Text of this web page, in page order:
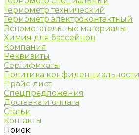
Термометр технический
Термометр электроконтактный
Вспомогательные материалы
Химия для бассейнов
Компания
Реквизиты
Сертификаты
Политика конфиденциальности
Прайс-лист
Спецпредложения
Доставка и оплата
Статьи
Контакты
Поиск